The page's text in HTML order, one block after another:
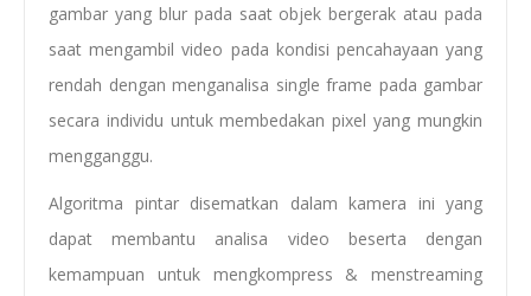
gambar yang blur pada saat objek bergerak atau pada
saat mengambil video pada kondisi pencahayaan yang
rendah dengan menganalisa single frame pada gambar
secara individu untuk membedakan pixel yang mungkin
mengganggu.
Algoritma pintar disematkan dalam kamera ini yang
dapat membantu analisa video beserta dengan
kemampuan untuk mengkompress & menstreaming